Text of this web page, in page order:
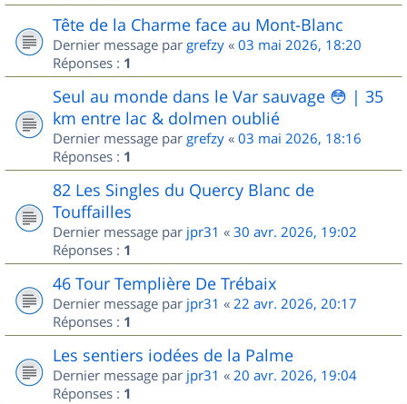
Tête de la Charme face au Mont-Blanc
Dernier message par grefzy « 03 mai 2026, 18:20
Réponses : 1
Seul au monde dans le Var sauvage 😳 | 35
km entre lac & dolmen oublié
Dernier message par grefzy « 03 mai 2026, 18:16
Réponses : 1
82 Les Singles du Quercy Blanc de
Touffailles
Dernier message par jpr31 « 30 avr. 2026, 19:02
Réponses : 1
46 Tour Templière De Trébaix
Dernier message par jpr31 « 22 avr. 2026, 20:17
Réponses : 1
Les sentiers iodées de la Palme
Dernier message par jpr31 « 20 avr. 2026, 19:04
Réponses : 1